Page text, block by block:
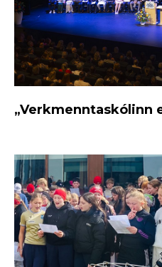
„Verkmenntaskólinn